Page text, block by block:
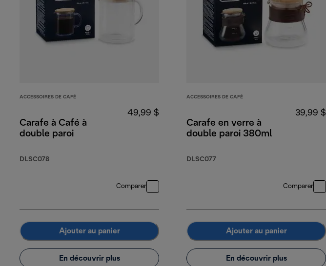
ACCESSOIRES DE CAFÉ
Carafe à Café à
double paroi
DLSC078
49,99 $
Comparer
Ajouter au panier
En découvrir plus
ACCESSOIRES DE CAFÉ
Carafe en verre à
double paroi 380ml
DLSC077
39,99 $
Comparer
Ajouter au panier
En découvrir plus